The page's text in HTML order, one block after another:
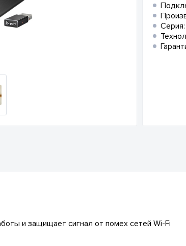
Серия:
и защищает сигнал от помех сетей Wi-Fi